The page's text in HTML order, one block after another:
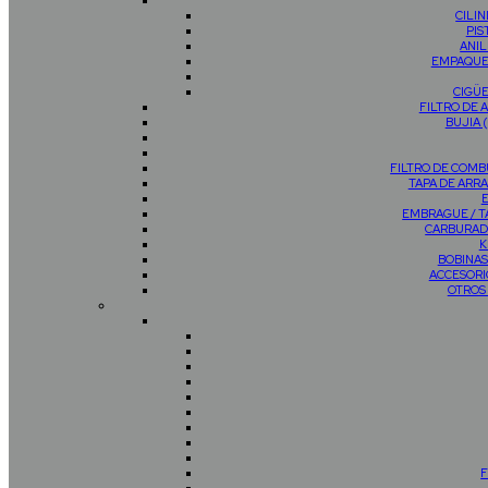
FILTRO DE
BUJIA
FILTRO DE
TAPA DE
EMBRAGUE /